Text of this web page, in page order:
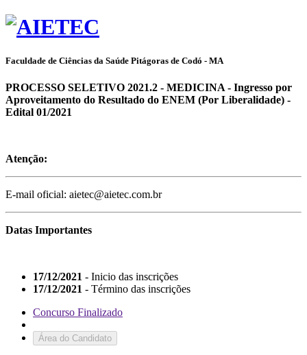
Faculdade de Ciências da Saúde Pitágoras de Codó - MA
PROCESSO SELETIVO 2021.2 - MEDICINA - Ingresso por
Aproveitamento do Resultado do ENEM (Por Liberalidade) -
Edital 01/2021
Atenção:
E-mail oficial: aietec@aietec.com.br
Datas Importantes
17/12/2021 - Inicio das inscrições
17/12/2021 - Término das inscrições
Concurso Finalizado
Área do Candidato